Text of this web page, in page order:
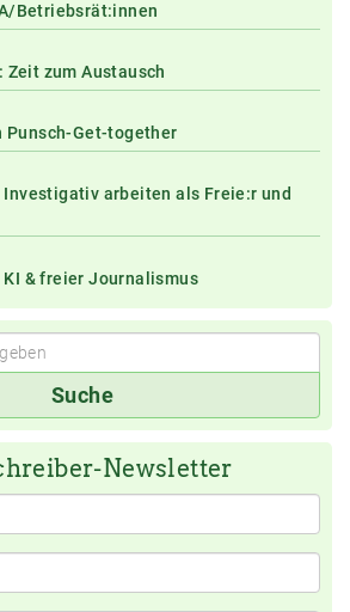
Betriebsrät:innen
zum Austausch
Punsch-Get-together
Investigativ arbeiten als Freie:r und
KI & freier Journalismus
Suche
Newsletter